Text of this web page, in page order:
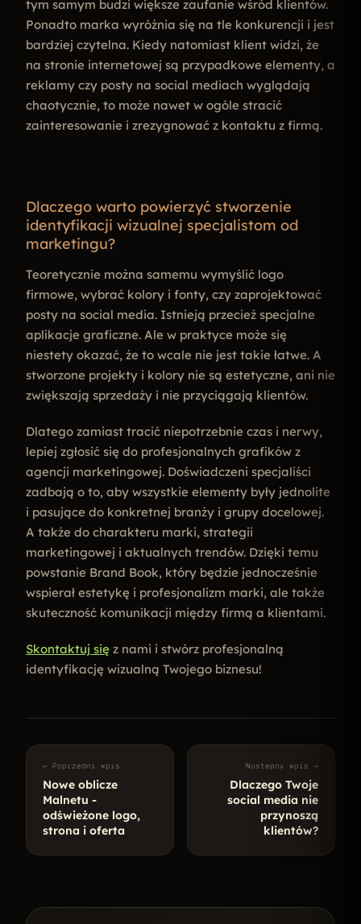
tym samym budzi większe zaufanie wśród klientów.
Ponadto marka wyróżnia się na tle konkurencji i jest
bardziej czytelna. Kiedy natomiast klient widzi, że
na stronie internetowej są przypadkowe elementy, a
reklamy czy posty na social mediach wyglądają
chaotycznie, to może nawet w ogóle stracić
zainteresowanie i zrezygnować z kontaktu z firmą.
Dlaczego warto powierzyć stworzenie
identyfikacji wizualnej specjalistom od
marketingu?
Teoretycznie można samemu wymyślić logo
firmowe, wybrać kolory i fonty, czy zaprojektować
posty na social media. Istnieją przecież specjalne
aplikacje graficzne. Ale w praktyce może się
niestety okazać, że to wcale nie jest takie łatwe. A
stworzone projekty i kolory nie są estetyczne, ani nie
zwiększają sprzedaży i nie przyciągają klientów.
Dlatego zamiast tracić niepotrzebnie czas i nerwy,
lepiej zgłosić się do profesjonalnych grafików z
agencji marketingowej. Doświadczeni specjaliści
zadbają o to, aby wszystkie elementy były jednolite
i pasujące do konkretnej branży i grupy docelowej.
A także do charakteru marki, strategii
marketingowej i aktualnych trendów. Dzięki temu
powstanie Brand Book, który będzie jednocześnie
wspierał estetykę i profesjonalizm marki, ale także
skuteczność komunikacji między firmą a klientami.
Skontaktuj się z nami i stwórz profesjonalną
identyfikację wizualną Twojego biznesu!
← Poprzedni wpis
Nowe oblicze
Malnetu -
odświeżone logo,
strona i oferta
Nastepny wpis →
Dlaczego Twoje
social media nie
przynoszą
klientów?